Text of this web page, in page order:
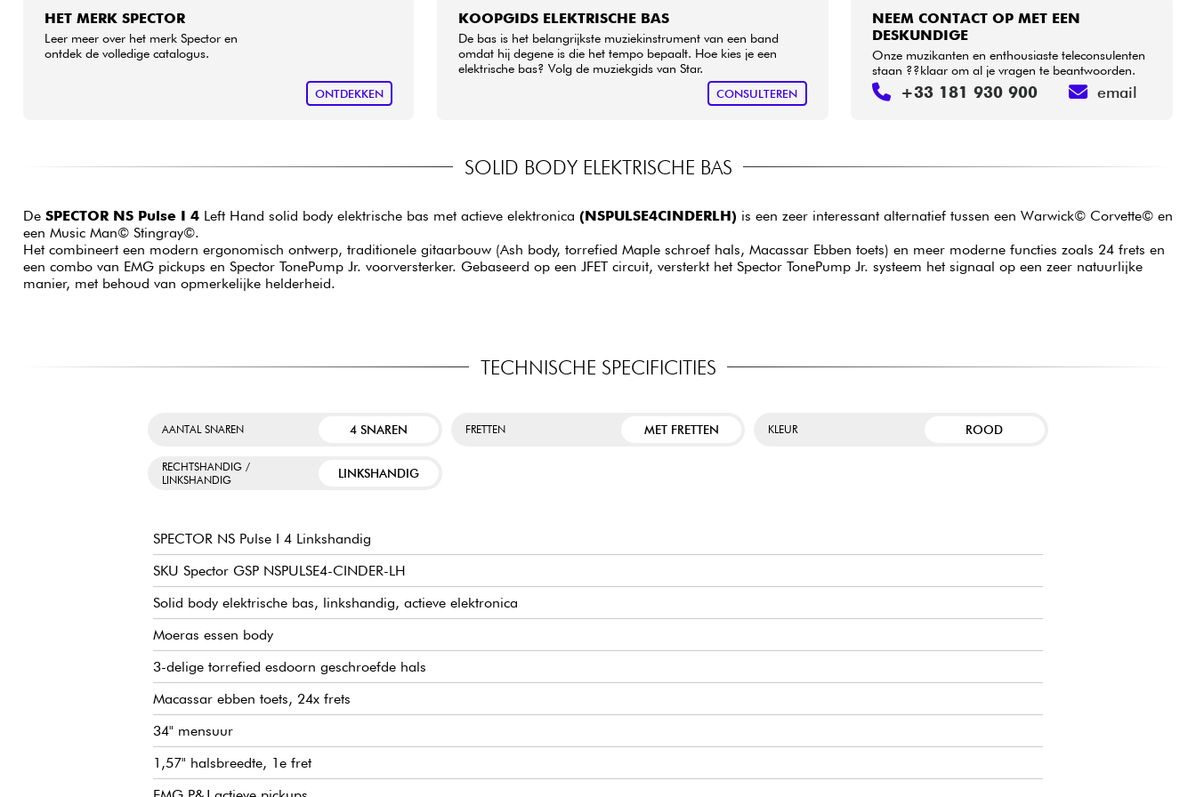
HET MERK SPECTOR
Leer meer over het merk Spector en
ontdek de volledige catalogus.
ONTDEKKEN
KOOPGIDS ELEKTRISCHE BAS
De bas is het belangrijkste muziekinstrument van een band
omdat hij degene is die het tempo bepaalt. Hoe kies je een
elektrische bas? Volg de muziekgids van Star.
CONSULTEREN
NEEM CONTACT OP MET EEN
DESKUNDIGE
Onze muzikanten en enthousiaste teleconsulenten
staan ??klaar om al je vragen te beantwoorden.
+33 181 930 900 email
SOLID BODY ELEKTRISCHE BAS
De SPECTOR NS Pulse I 4Left Hand solid body elektrische bas met actieve elektronica (NSPULSE4CINDERLH) is een zeer interessant alternatief tussen een Warwick© Corvette© en
een Music Man© Stingray©.
Het combineert een modern ergonomisch ontwerp, traditionele gitaarbouw (Ash body, torrefied Maple schroef hals, Macassar Ebben toets) en meer moderne functies zoals 24 frets en
een combo van EMG pickups en Spector TonePump Jr. voorversterker. Gebaseerd op een JFET circuit, versterkt het Spector TonePump Jr. systeem het signaal op een zeer natuurlijke
manier, met behoud van opmerkelijke helderheid.
TECHNISCHE SPECIFICITIES
AANTAL SNAREN 4 SNAREN FRETTEN MET FRETTEN KLEUR ROOD
RECHTSHANDIG /
LINKSHANDIG
LINKSHANDIG
SPECTOR NS Pulse I 4 Linkshandig
SKU Spector GSP NSPULSE4-CINDER-LH
Solid body elektrische bas, linkshandig, actieve elektronica
Moeras essen body
3-delige torrefied esdoorn geschroefde hals
Macassar ebben toets, 24x frets
34" mensuur
1,57" halsbreedte, 1e fret